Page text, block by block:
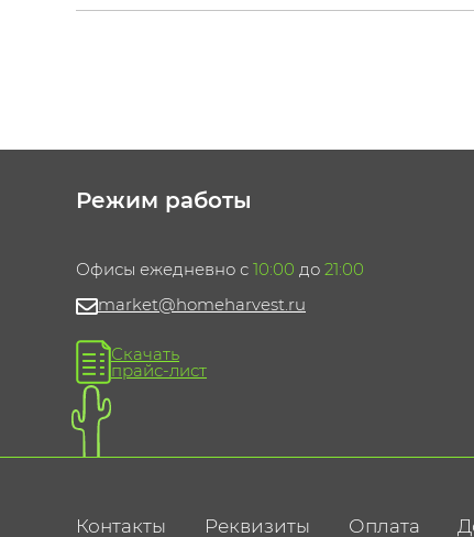
Режим работы
Офисы ежедневно с 10:00 до 21:00
market@homeharvest.ru
Скачать
прайс-лист
Контакты Реквизиты Оплата